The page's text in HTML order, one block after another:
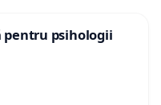
pentru psihologii